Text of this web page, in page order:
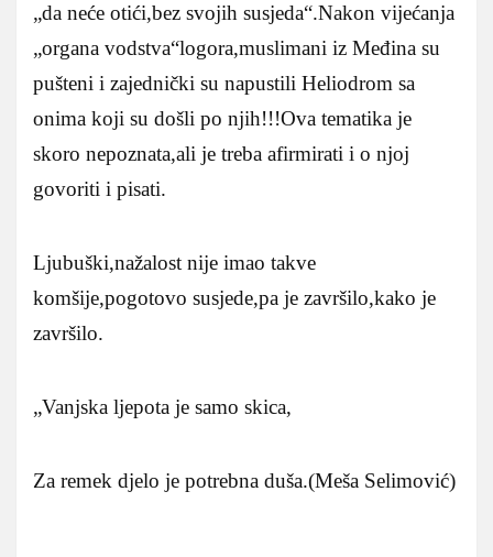
„da neće otići,bez svojih susjeda“.Nakon vijećanja
„organa vodstva“logora,muslimani iz Međina su
pušteni i zajednički su napustili Heliodrom sa
onima koji su došli po njih!!!Ova tematika je
skoro nepoznata,ali je treba afirmirati i o njoj
govoriti i pisati.
Ljubuški,nažalost nije imao takve
komšije,pogotovo susjede,pa je završilo,kako je
završilo.
„Vanjska ljepota je samo skica,
Za remek djelo je potrebna duša.(Meša Selimović)